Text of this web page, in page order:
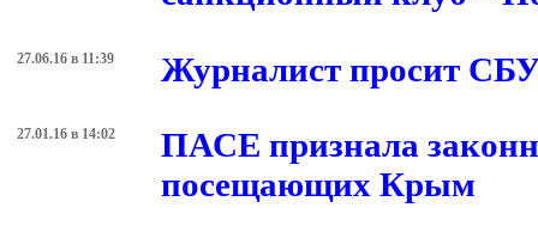
27.06.16 в 11:39 Журналист просит
27.01.16 в 14:02
ПАСЕ признала
посещающих Крым